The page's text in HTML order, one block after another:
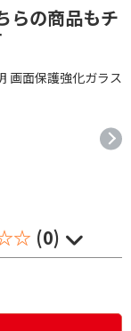
らの商品もチ
画面保護強化ガラス
(0)